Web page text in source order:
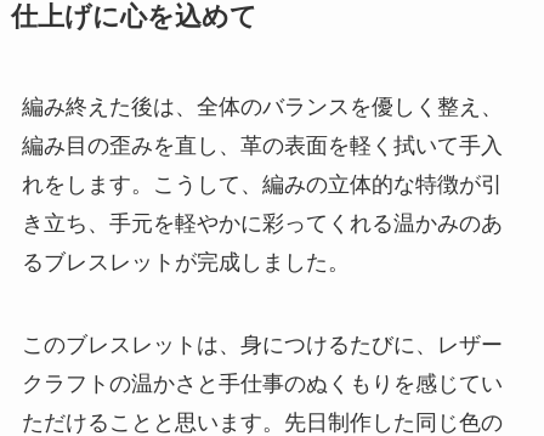
仕上げに心を込めて
編み終えた後は、全体のバランスを優しく整え、
編み目の歪みを直し、革の表面を軽く拭いて手入
れをします。こうして、編みの立体的な特徴が引
き立ち、手元を軽やかに彩ってくれる温かみのあ
るブレスレットが完成しました。
このブレスレットは、身につけるたびに、レザー
クラフトの温かさと手仕事のぬくもりを感じてい
ただけることと思います。先日制作した同じ色の